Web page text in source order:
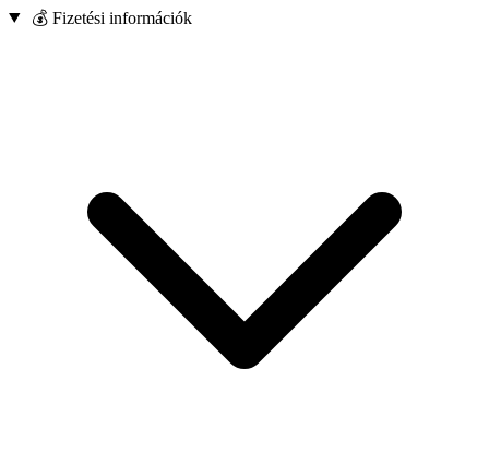
💰 Fizetési információk